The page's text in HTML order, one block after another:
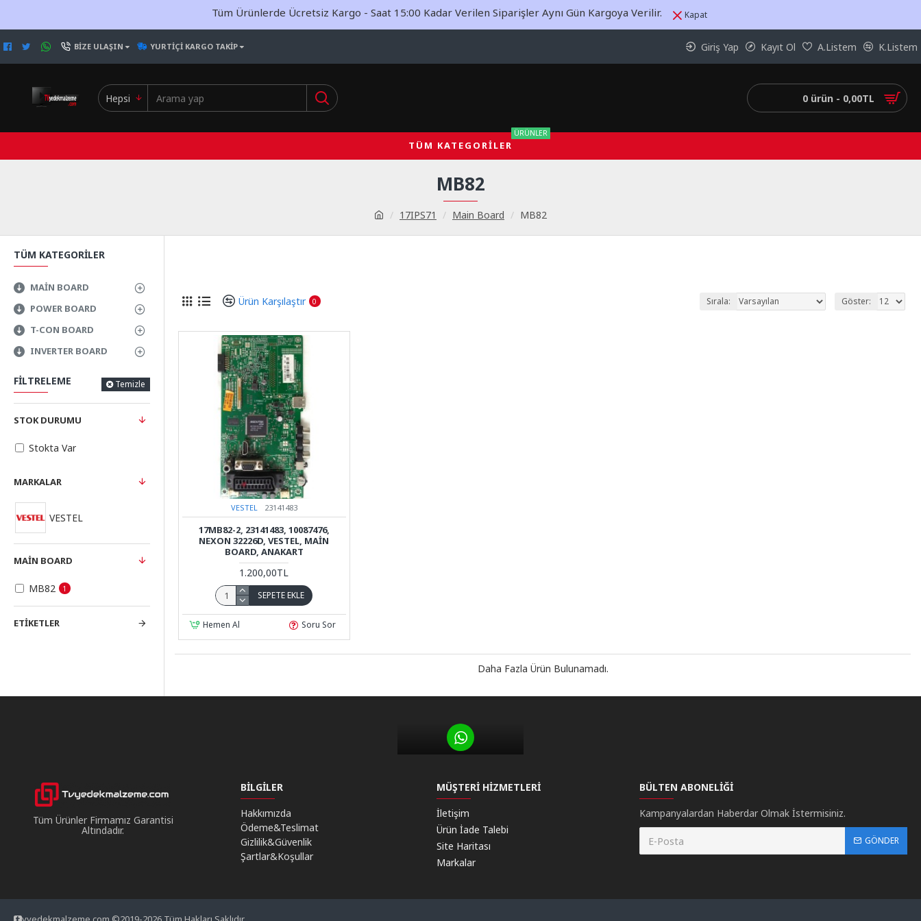
Tüm Ürünlerde Ücretsiz Kargo - Saat 15:00 Kadar Verilen Siparişler Aynı Gün Kargoya Verilir. Kapat
BIZE ULAŞIN YURTIÇI KARGO TAKIP Giriş Yap Kayıt Ol A.Listem K.Listem
Hepsi 0 ürün - 0,00TL
TÜM KATEGORILER
ÜRÜNLER
17IPS71 Main Board MB82
MB82
TÜM KATEGORILER
MAIN BOARD
POWER BOARD
T-CON BOARD
INVERTER BOARD
FILTRELEME Temizle
MARKALAR
VESTEL
MAIN BOARD
MB82 1
ETIKETLER
STOK DURUMU
Stokta Var
Ürün Karşılaştır 0 Sırala: Göster:
VESTEL 23141483
17MB82-2, 23141483, 10087476,
NEXON 32226D, VESTEL, MAIN
BOARD, ANAKART
1.200,00TL
SEPETE EKLE
Hemen Al Soru Sor
Daha Fazla Ürün Bulunamadı.
Tüm Ürünler Firmamız Garantisi
Altındadır.
BILGILER
Hakkımızda
Ödeme&Teslimat
Gizlilik&Güvenlik
Şartlar&Koşullar
MÜŞTERI HIZMETLERI
İletişim
Ürün İade Talebi
Site Haritası
Markalar
BÜLTEN ABONELIĞI
Kampanyalardan Haberdar Olmak İstermisiniz.
GÖNDER